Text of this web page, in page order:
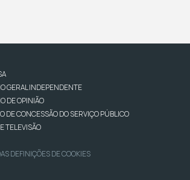
GERAL INDEPENDENTE
DE OPINIÃO
DE CONCESSÃO DO SERVIÇO PÚBLICO
TELEVISÃO
DEFINIÇÕES DE COOKIES